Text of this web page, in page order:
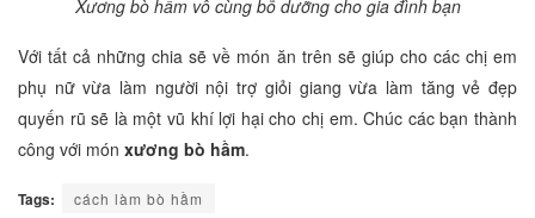
Xương bò hầm vô cùng bỗ dưỡng cho gia đình bạn
Với tất cả những chia sẽ về món ăn trên sẽ giúp cho các chị em
phụ nữ vừa làm người nội trợ giỏi giang vừa làm tăng vẻ đẹp
quyến rũ sẽ là một vũ khí lợi hại cho chị em. Chúc các bạn thành
công với món xương bò hầm.
Tags: cách làm bò hầm